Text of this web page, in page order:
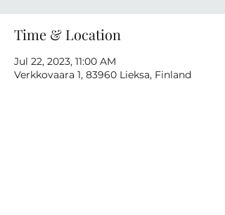
Time & Location
Jul 22, 2023, 11:00 AM
Verkkovaara 1, 83960 Lieksa, Finland